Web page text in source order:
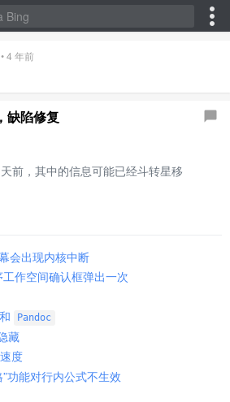
•4 年前
缺陷修复
前，其中的信息可能已经斗转星移
会出现内核中断
作空间确认框弹出一次
和 Pandoc
藏
度
功能对行内公式不生效